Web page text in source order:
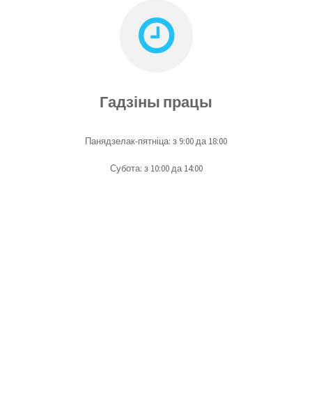
Гадзіны працы
Панядзелак-пятніца: з 9:00 да 18:00
Субота: з 10:00 да 14:00